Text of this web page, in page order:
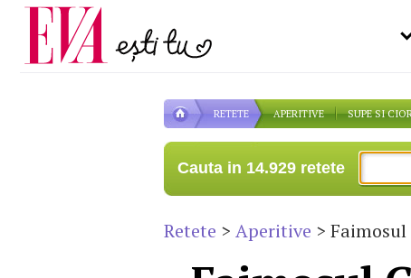
RETETE APERITIVE SUPE SI
Cauta in 14.929 retete
Retete > Aperitive >
Carieră
Actualitate